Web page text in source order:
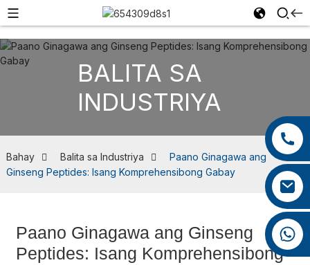
+86 13959222339
+86 0592 5599526
mina.cao@foxmail.com
+86 18965423693
BALITA SA
INDUSTRIYA
Bahay Balita sa Industriya
Paano Ginagawa ang
Ginseng Peptides: Isang Komprehensibong Gabay
Paano Ginagawa ang Ginseng
Peptides: Isang Komprehensibong